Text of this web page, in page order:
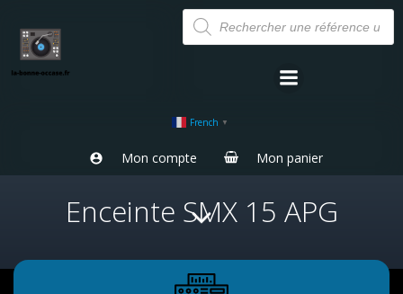
Aller
au
contenu
Recherche
de
produits
French ▼
Mon compte Mon panier
Enceinte SMX 15 APG